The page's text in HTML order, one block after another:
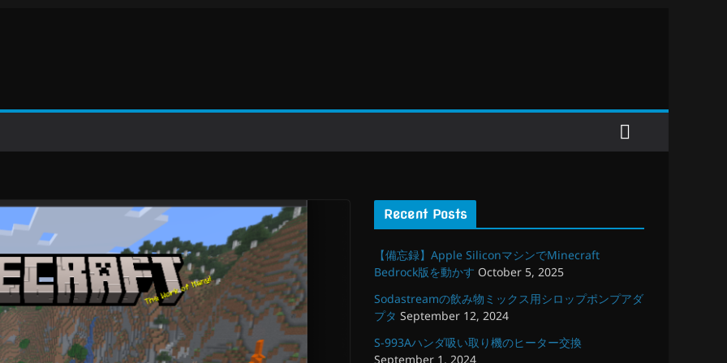
Recent Posts
【備忘録】Apple SiliconマシンでMinecraft
Bedrock版を動かす October 5, 2025
Sodastreamの飲み物ミックス用シロップポンプアダ
プタ September 12, 2024
S-993Aハンダ吸い取り機のヒーター交換
September 1, 2024